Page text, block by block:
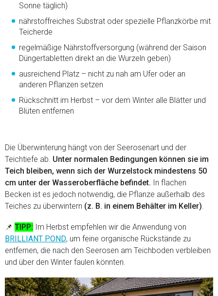
Sonne täglich)
nährstoffreiches Substrat oder spezielle Pflanzkörbe mit
Teicherde
regelmäßige Nährstoffversorgung (während der Saison
Düngertabletten direkt an die Wurzeln geben)
ausreichend Platz – nicht zu nah am Ufer oder an
anderen Pflanzen setzen
Rückschnitt im Herbst – vor dem Winter alle Blätter und
Blüten entfernen
Die Überwinterung hängt von der Seerosenart und der
Teichtiefe ab. Unter normalen Bedingungen können sie im
Teich bleiben, wenn sich der Wurzelstock mindestens 50
cm unter der Wasseroberfläche befindet. In flachen
Becken ist es jedoch notwendig, die Pflanze außerhalb des
Teiches zu überwintern (z. B. in einem Behälter im Keller).
📌 TIPP: Im Herbst empfehlen wir die Anwendung von
BRILLIANT POND, um feine organische Rückstände zu
entfernen, die nach den Seerosen am Teichboden verbleiben
und über den Winter faulen könnten.